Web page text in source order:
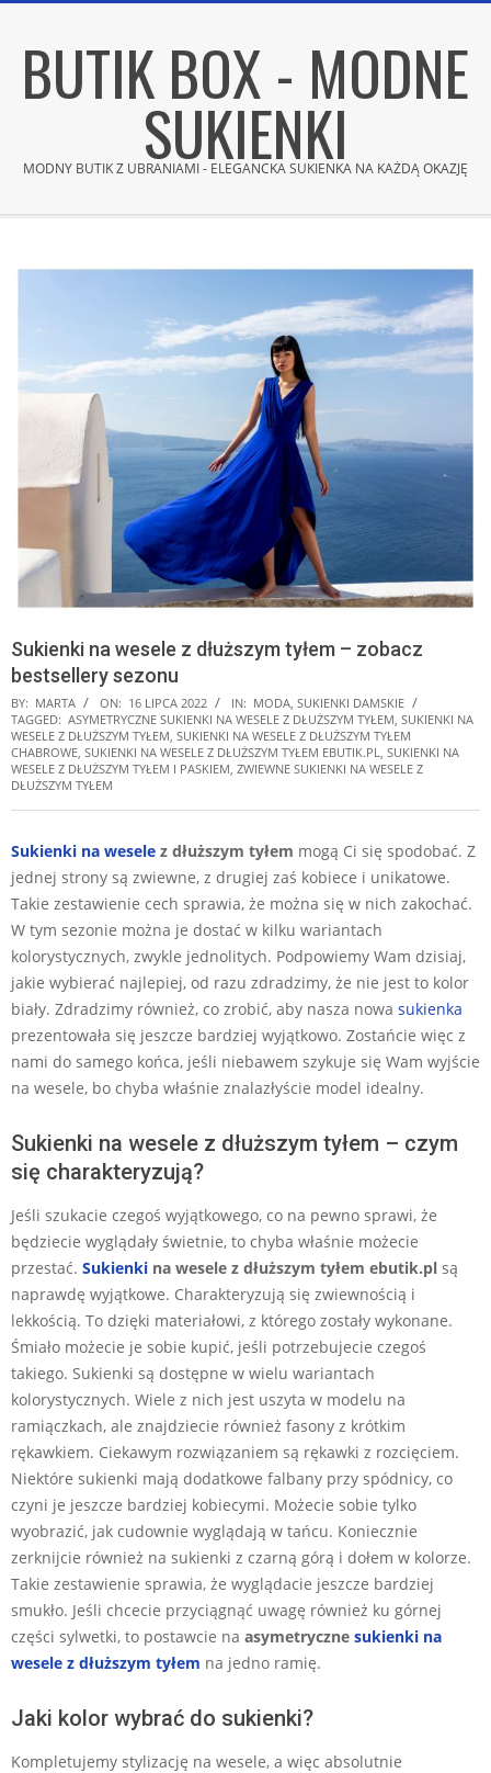
contentBUTIK BOX - MODNE
SUKIENKI
MODNY BUTIK Z UBRANIAMI - ELEGANCKA SUKIENKA NA KAŻDĄ OKAZJĘ
Sukienki na wesele z dłuższym tyłem – zobacz
bestsellery sezonu
BY: MARTA ON: 16 LIPCA 2022 IN: MODA, SUKIENKI DAMSKIE
TAGGED: ASYMETRYCZNE SUKIENKI NA WESELE Z DŁUŻSZYM TYŁEM, SUKIENKI NA
WESELE Z DŁUŻSZYM TYŁEM, SUKIENKI NA WESELE Z DŁUŻSZYM TYŁEM
CHABROWE, SUKIENKI NA WESELE Z DŁUŻSZYM TYŁEM EBUTIK.PL, SUKIENKI NA
WESELE Z DŁUŻSZYM TYŁEM I PASKIEM, ZWIEWNE SUKIENKI NA WESELE Z
DŁUŻSZYM TYŁEM
Sukienki na wesele z dłuższym tyłem mogą Ci się spodobać. Z
jednej strony są zwiewne, z drugiej zaś kobiece i unikatowe.
Takie zestawienie cech sprawia, że można się w nich zakochać.
W tym sezonie można je dostać w kilku wariantach
kolorystycznych, zwykle jednolitych. Podpowiemy Wam dzisiaj,
jakie wybierać najlepiej, od razu zdradzimy, że nie jest to kolor
biały. Zdradzimy również, co zrobić, aby nasza nowa sukienka
prezentowała się jeszcze bardziej wyjątkowo. Zostańcie więc z
nami do samego końca, jeśli niebawem szykuje się Wam wyjście
na wesele, bo chyba właśnie znalazłyście model idealny.
Sukienki na wesele z dłuższym tyłem – czym
się charakteryzują?
Jeśli szukacie czegoś wyjątkowego, co na pewno sprawi, że
będziecie wyglądały świetnie, to chyba właśnie możecie
przestać. Sukienki na wesele z dłuższym tyłem ebutik.pl są
naprawdę wyjątkowe. Charakteryzują się zwiewnością i
lekkością. To dzięki materiałowi, z którego zostały wykonane.
Śmiało możecie je sobie kupić, jeśli potrzebujecie czegoś
takiego. Sukienki są dostępne w wielu wariantach
kolorystycznych. Wiele z nich jest uszyta w modelu na
ramiączkach, ale znajdziecie również fasony z krótkim
rękawkiem. Ciekawym rozwiązaniem są rękawki z rozcięciem.
Niektóre sukienki mają dodatkowe falbany przy spódnicy, co
czyni je jeszcze bardziej kobiecymi. Możecie sobie tylko
wyobrazić, jak cudownie wyglądają w tańcu. Koniecznie
zerknijcie również na sukienki z czarną górą i dołem w kolorze.
Takie zestawienie sprawia, że wyglądacie jeszcze bardziej
smukło. Jeśli chcecie przyciągnąć uwagę również ku górnej
części sylwetki, to postawcie na asymetryczne sukienki na
wesele z dłuższym tyłem na jedno ramię.
Jaki kolor wybrać do sukienki?
Kompletujemy stylizację na wesele, a więc absolutnie